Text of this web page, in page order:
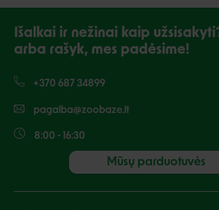
Išalkai ir nežinai kaip
arba rašyk, mes padėsime!
+370 687 34899
pagalba@zoobaze.lt
8:00 - 16:30
Mūsų parduotuvės